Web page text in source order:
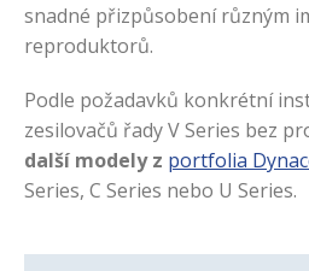
snadné přizpůsobení různým
reproduktorů.
Podle požadavků konkrétní
zesilovačů řady V Series bez
další modely z portfolia
Series, C Series nebo U Series.